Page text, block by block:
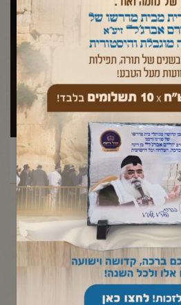
ותשובות
ביום כיפור,יום הכיפורים /כאשר
שהוא צריך לאכול
שהוא צריך
ספטמבר 22, 2023